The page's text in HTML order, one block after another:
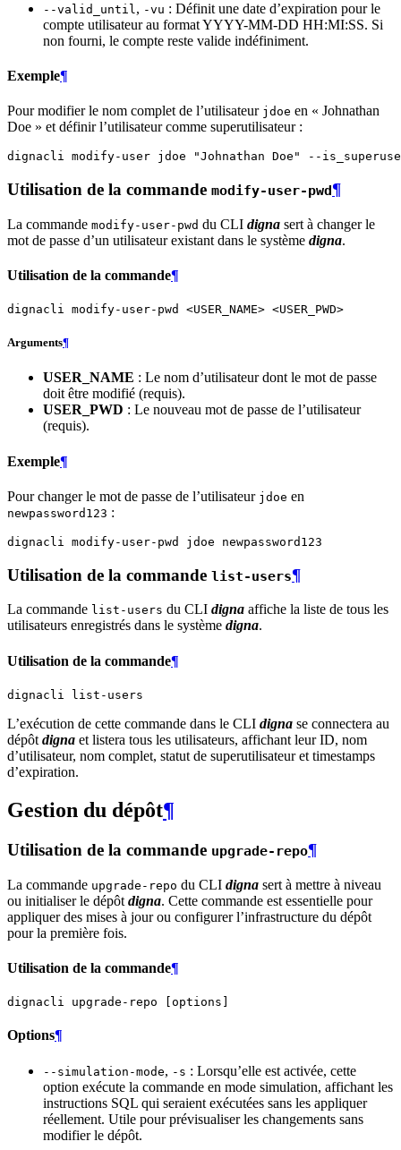
--valid_until , -vu : Définit une date d’expiration pour le
compte utilisateur au format YYYY-MM-DD HH:MI:SS. Si
non fourni, le compte reste valide indéfiniment.
Exemple¶
Pour modifier le nom complet de l’utilisateur jdoe en « Johnathan
Doe » et définir l’utilisateur comme superutilisateur :
dignacli modify-user jdoe "Johnathan Doe"
Utilisation de la commande modify-user-pwd¶
La commande modify-user-pwd du CLI digna sert à changer le
mot de passe d’un utilisateur existant dans le système digna.
Utilisation de la commande¶
dignacli modify-user-pwd <USER_NAME>
Arguments¶
USER_NAME : Le nom d’utilisateur dont le mot de passe
doit être modifié (requis).
USER_PWD : Le nouveau mot de passe de l’utilisateur
(requis).
Exemple¶
Pour changer le mot de passe de l’utilisateur jdoe en
newpassword123 :
dignacli modify-user-pwd jdoe
Utilisation de la commande list-users¶
La commande list-users du CLI digna affiche la liste de tous les
utilisateurs enregistrés dans le système digna.
Utilisation de la commande¶
dignacli
L’exécution de cette commande dans le CLI digna se connectera au
dépôt digna et listera tous les utilisateurs, affichant leur ID, nom
d’utilisateur, nom complet, statut de superutilisateur et timestamps
d’expiration.
Gestion du dépôt¶
Utilisation de la commande upgrade-repo¶
La commande upgrade-repo du CLI digna sert à mettre à niveau
ou initialiser le dépôt digna. Cette commande est essentielle pour
appliquer des mises à jour ou configurer l’infrastructure du dépôt
pour la première fois.
Utilisation de la commande¶
dignacli upgrade-repo options
Options¶
--simulation-mode, -s : Lorsqu’elle est activée, cette
option exécute la commande en mode simulation, affichant les
instructions SQL qui seraient exécutées sans les appliquer
réellement. Utile pour prévisualiser les changements sans
modifier le dépôt.